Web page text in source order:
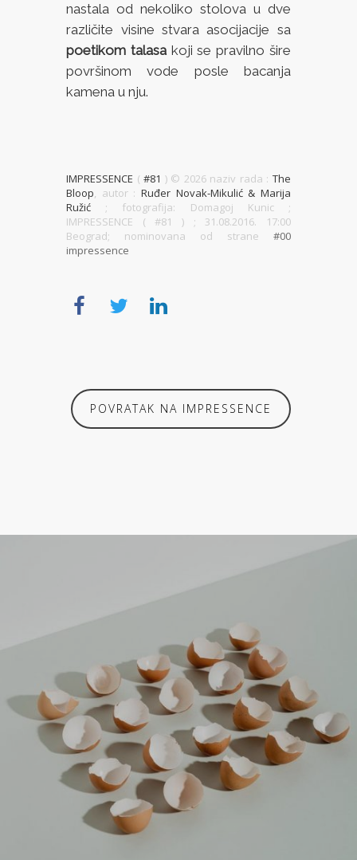
nastala od nekoliko stolova u dve
različite visine stvara asocijacije sa
poetikom talasakoji se pravilno šire
površinom vode posle bacanja
kamena u nju.
IMPRESSENCE (#81 ) © 2026 naziv rada : The
Bloop, autor : Ruđer Novak-Mikulić & Marija
Ružić ; fotografija: Domagoj Kunic ;
IMPRESSENCE ( #81 ) ; 31.08.2016. 17:00
Beograd; nominovana od strane #00
impressence
POVRATAK NA IMPRESSENCE